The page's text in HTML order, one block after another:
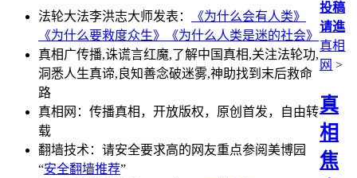
法轮大法李洪志大师发表：
《为什么会有人类》
《为什么要救度众生》
《为什么人类是迷的社会》
真相广传播,诛谎言红魔,了解中国真相,关注法轮功,
洞悉人生真谛,良知善念破迷雾,神助找到末后救命
路
真相网：传播真相，开放版权，原创首发，自由转
载
翻墙技术：请安全要求高的网友重点参阅美博园
“安全翻墙推荐”
投稿
请進
真相
网 >
真
相
焦